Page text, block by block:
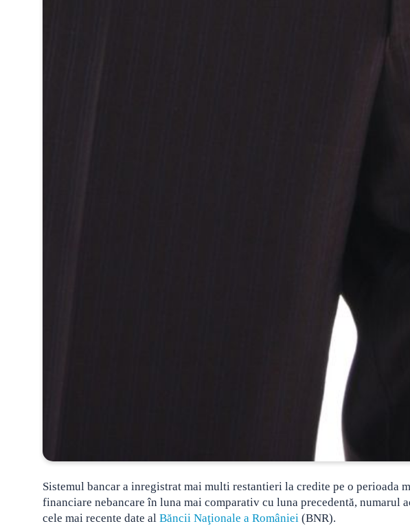
Sistemul bancar a inregistrat mai multi restantieri la credite pe o perioada
financiare nebancare în luna mai comparativ cu luna precedentă, numarul
cele mai recente date al Băncii Naţionale a României (BNR).